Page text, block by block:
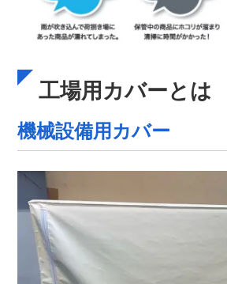
工場用カバーとは
機械設備用カバー